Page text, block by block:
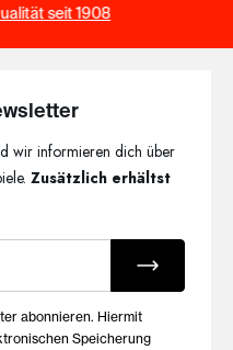
– die Schalen BHs
und durchdachte
zeitlosem Design und
Essentials für jeden Tag.
einfach
bietet HUBER
seit 1908
wir informieren dich über
Zusätzlich erhältst
E-Mails
abonnieren. Hiermit